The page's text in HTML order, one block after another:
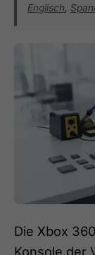
Englisch,
Die Xbox
Konsole der